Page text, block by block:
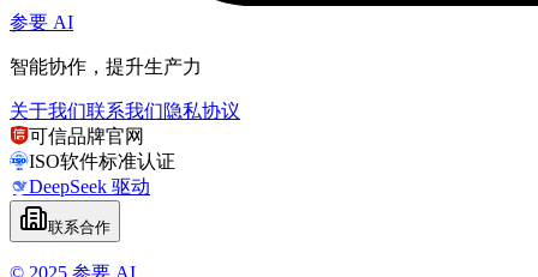
参要 AI
智能协作，提升生产力
关于我们联系我们隐私协议
可信品牌官网
ISO软件标准认证
DeepSeek 驱动
联系合作